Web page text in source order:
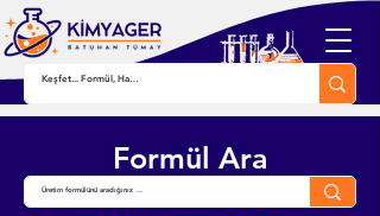
Formül Ara